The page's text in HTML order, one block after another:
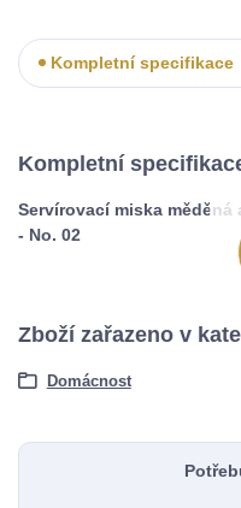
Kompletní specifikace
Kompletní
Servírovací miska
- No. 02
Zboží zařazeno v
Domácnost